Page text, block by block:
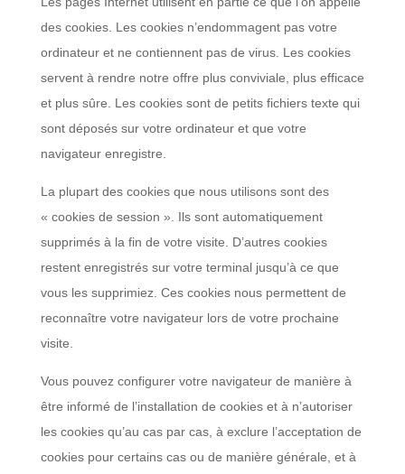
des cookies. Les cookies n’endommagent pas votre
ordinateur et ne contiennent pas de virus. Les cookies
servent à rendre notre offre plus conviviale, plus efficace
et plus sûre. Les cookies sont de petits fichiers texte qui
sont déposés sur votre ordinateur et que votre
navigateur enregistre.
La plupart des cookies que nous utilisons sont des
« cookies de session ». Ils sont automatiquement
supprimés à la fin de votre visite. D’autres cookies
restent enregistrés sur votre terminal jusqu’à ce que
vous les supprimiez. Ces cookies nous permettent de
reconnaître votre navigateur lors de votre prochaine
visite.
Vous pouvez configurer votre navigateur de manière à
être informé de l’installation de cookies et à n’autoriser
les cookies qu’au cas par cas, à exclure l’acceptation de
cookies pour certains cas ou de manière générale, et à